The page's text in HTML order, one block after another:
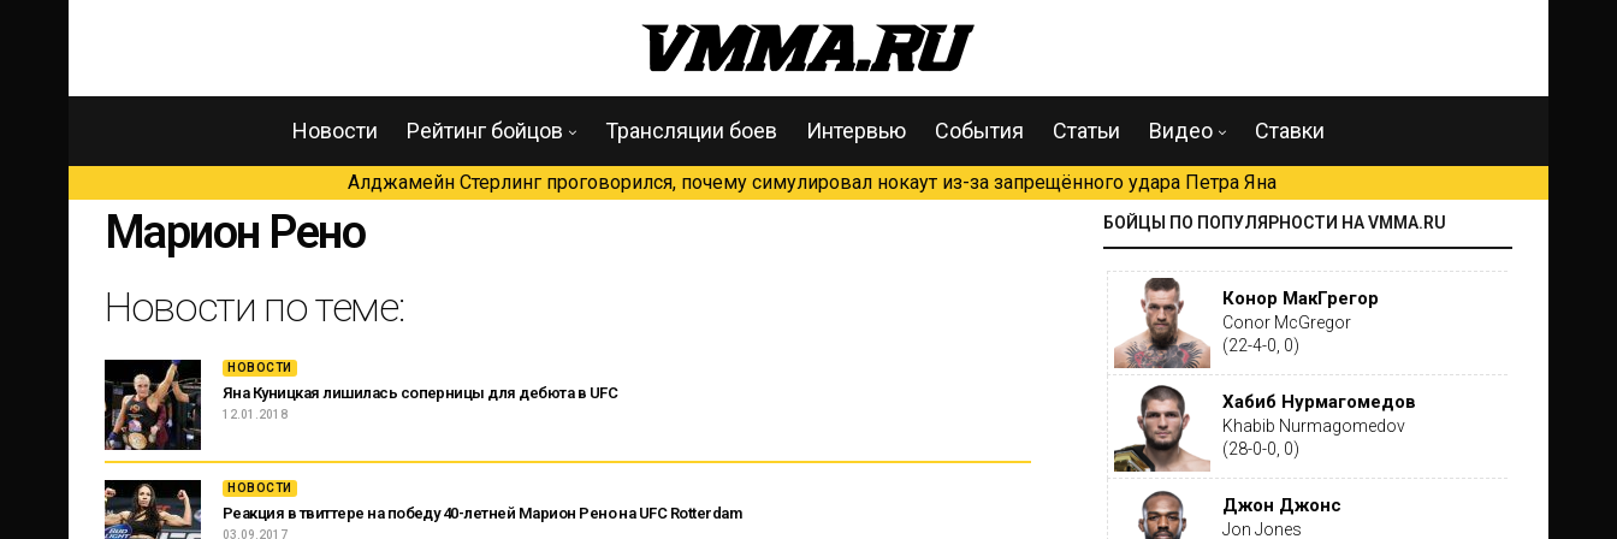
Новости Рейтинг бойцов Трансляции боев Интервью События Статьи Видео Ставки
Алджамейн Стерлинг проговорился, почему симулировал нокаут из-за запрещённого удара Петра Яна
Марион Рено
Новости по теме:
НОВОСТИ
Яна Куницкая лишилась соперницы для дебюта в UFC
12.01.2018
НОВОСТИ
Реакция в твиттере на победу 40-летней Марион Рено на UFC Rotterdam
03.09.2017
БОЙЦЫ ПО ПОПУЛЯРНОСТИ НА VMMA.RU
Конор МакГрегор
Conor McGregor
(22-4-0, 0)
Хабиб Нурмагомедов
Khabib Nurmagomedov
(28-0-0, 0)
Джон Джонс
Jon Jones